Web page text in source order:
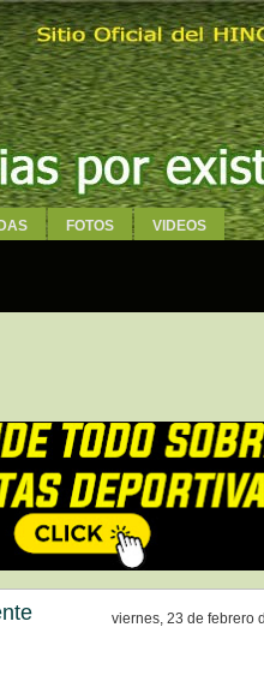
FOTOS VIDEOS
viernes, 23 de febrero